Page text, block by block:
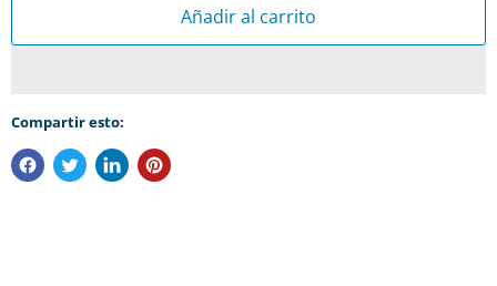
Añadir al carrito
Compartir esto: